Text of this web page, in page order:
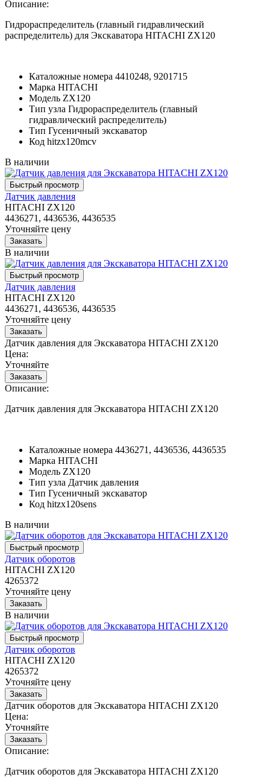
Описание:
Гидрораспределитель (главный гидравлический
распределитель) для Экскаватора HITACHI ZX120
Каталожные номера 4410248, 9201715
Марка HITACHI
Модель ZX120
Тип узла Гидрораспределитель (главный
гидравлический распределитель)
Тип Гусеничный экскаватор
Код hitzx120mcv
В наличии
Датчик давления
HITACHI ZX120
4436271, 4436536, 4436535
Уточняйте цену
В наличии
Датчик давления
HITACHI ZX120
4436271, 4436536, 4436535
Уточняйте цену
Датчик давления для Экскаватора HITACHI ZX120
Цена:
Уточняйте
Описание:
Датчик давления для Экскаватора HITACHI ZX120
Каталожные номера 4436271, 4436536, 4436535
Марка HITACHI
Модель ZX120
Тип узла Датчик давления
Тип Гусеничный экскаватор
Код hitzx120sens
В наличии
Датчик оборотов
HITACHI ZX120
4265372
Уточняйте цену
В наличии
Датчик оборотов
HITACHI ZX120
4265372
Уточняйте цену
Датчик оборотов для Экскаватора HITACHI ZX120
Цена:
Уточняйте
Описание:
Датчик оборотов для Экскаватора HITACHI ZX120